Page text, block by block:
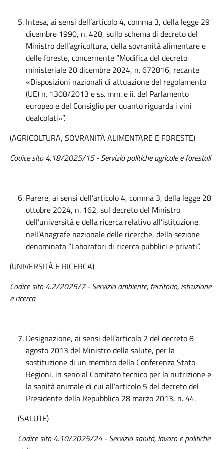
Intesa, ai sensi dell’articolo 4, comma 3, della legge 29
dicembre 1990, n. 428, sullo schema di decreto del
Ministro dell’agricoltura, della sovranità alimentare e
delle foreste, concernente “Modifica del decreto
ministeriale 20 dicembre 2024, n. 672816, recante
«Disposizioni nazionali di attuazione del regolamento
(UE) n. 1308/2013 e ss. mm. e ii. del Parlamento
europeo e del Consiglio per quanto riguarda i vini
dealcolati»”.
(AGRICOLTURA, SOVRANITÀ ALIMENTARE E FORESTE)
Codice sito 4.18/2025/15 - Servizio politiche agricole e forestali
Parere, ai sensi dell’articolo 4, comma 3, della legge 28
ottobre 2024, n. 162, sul decreto del Ministro
dell’università e della ricerca relativo all’istituzione,
nell’Anagrafe nazionale delle ricerche, della sezione
denominata “Laboratori di ricerca pubblici e privati”.
(UNIVERSITÀ E RICERCA)
Codice sito 4.2/2025/7 - Servizio ambiente, territorio, istruzione
e ricerca
Designazione, ai sensi dell’articolo 2 del decreto 8
agosto 2013 del Ministro della salute, per la
sostituzione di un membro della Conferenza Stato-
Regioni, in seno al Comitato tecnico per la nutrizione e
la sanità animale di cui all’articolo 5 del decreto del
Presidente della Repubblica 28 marzo 2013, n. 44.
(SALUTE)
Codice sito 4.10/2025/24 - Servizio sanità, lavoro e politiche